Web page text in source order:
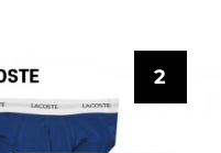
2